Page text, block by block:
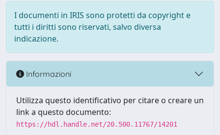
I documenti in IRIS sono protetti da copyright e
tutti i diritti sono riservati, salvo diversa
indicazione.
Informazioni
Utilizza questo identificativo per citare o creare un
link a questo documento:
https://hdl.handle.net/20.500.11767/14201